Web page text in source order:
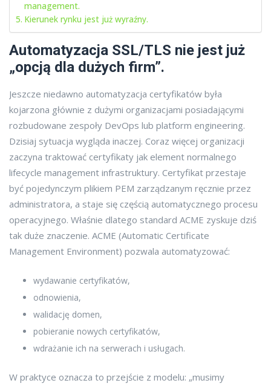
management.
Kierunek rynku jest już wyraźny.
Automatyzacja SSL/TLS nie jest już
„opcją dla dużych firm”.
Jeszcze niedawno automatyzacja certyfikatów była
kojarzona głównie z dużymi organizacjami posiadającymi
rozbudowane zespoły DevOps lub platform engineering.
Dzisiaj sytuacja wygląda inaczej. Coraz więcej organizacji
zaczyna traktować certyfikaty jak element normalnego
lifecycle management infrastruktury. Certyfikat przestaje
być pojedynczym plikiem PEM zarządzanym ręcznie przez
administratora, a staje się częścią automatycznego procesu
operacyjnego. Właśnie dlatego standard ACME zyskuje dziś
tak duże znaczenie. ACME (Automatic Certificate
Management Environment) pozwala automatyzować:
wydawanie certyfikatów,
odnowienia,
walidację domen,
pobieranie nowych certyfikatów,
wdrażanie ich na serwerach i usługach.
W praktyce oznacza to przejście z modelu: „musimy